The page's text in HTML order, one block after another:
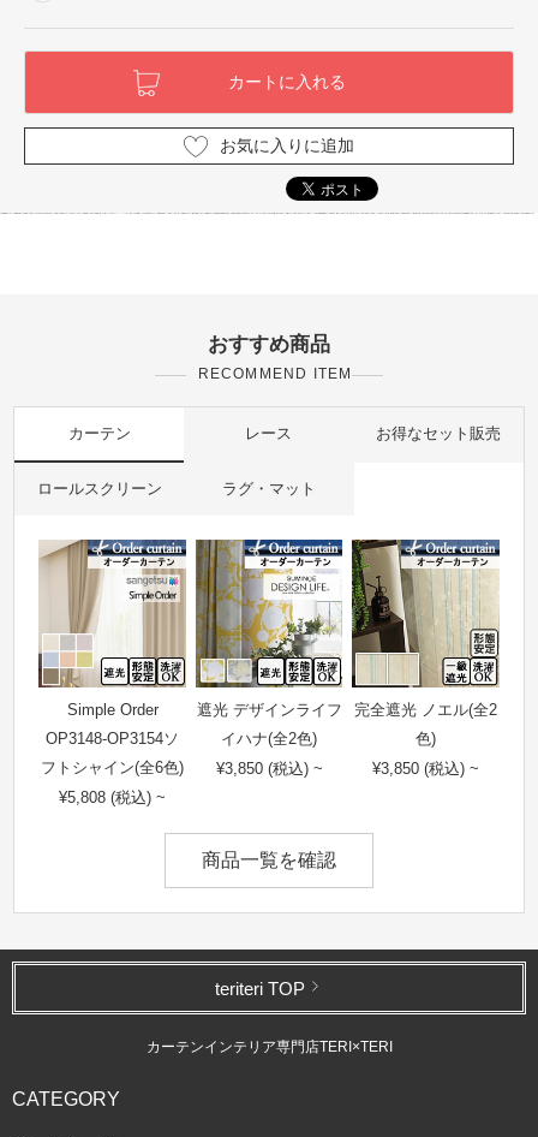
お気に入りに追加
おすすめ商品
RECOMMEND ITEM
カーテン レース お得なセット販売
ロールスクリーン ラグ・マット
Simple Order
OP3148-OP3154ソ
フトシャイン(全6色)
¥5,808 (税込) ~
遮光 デザインライフ
イハナ(全2色)
¥3,850 (税込) ~
完全遮光 ノエル(全2
色)
¥3,850 (税込) ~
商品一覧を確認
teriteri TOP
カーテンインテリア専門店TERI×TERI
CATEGORY